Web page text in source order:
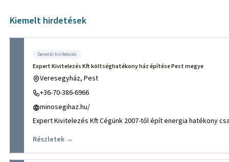
Kiemelt hirdetések
Generál kivitelezés
Expert Kivitelezés Kft költséghatékony ház építése Pest megye
Veresegyház, Pest
+36-70-386-6966
minosegihaz.hu/
Részletek →